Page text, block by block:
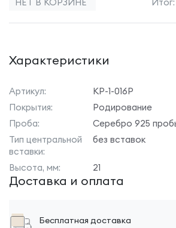
Характеристики
Артикул:
КР-1-016Р
Покрытия:
Родирование
Проба:
Серебро 925
Тип центральной
вставки:
без вставок
Высота, мм: 21
Доставка и оплата
Бесплатная доставка